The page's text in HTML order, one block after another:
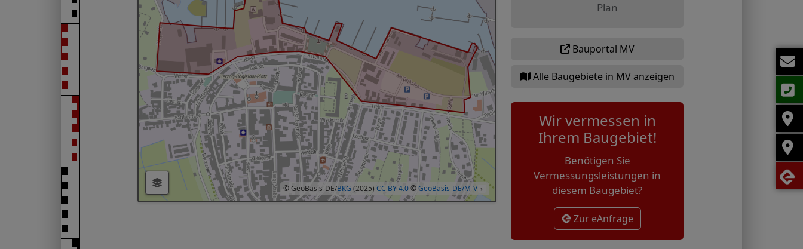
›
© GeoBasis-DE/BKG (2025) CC BY 4.0 ©GeoBasis-DE/M-V
Plan
Bauportal MV
Alle Baugebiete in MV anzeigen
Wir vermessen in
Ihrem Baugebiet!
Benötigen Sie
Vermessungsleistungen in
diesem Baugebiet?
Zur eAnfrage